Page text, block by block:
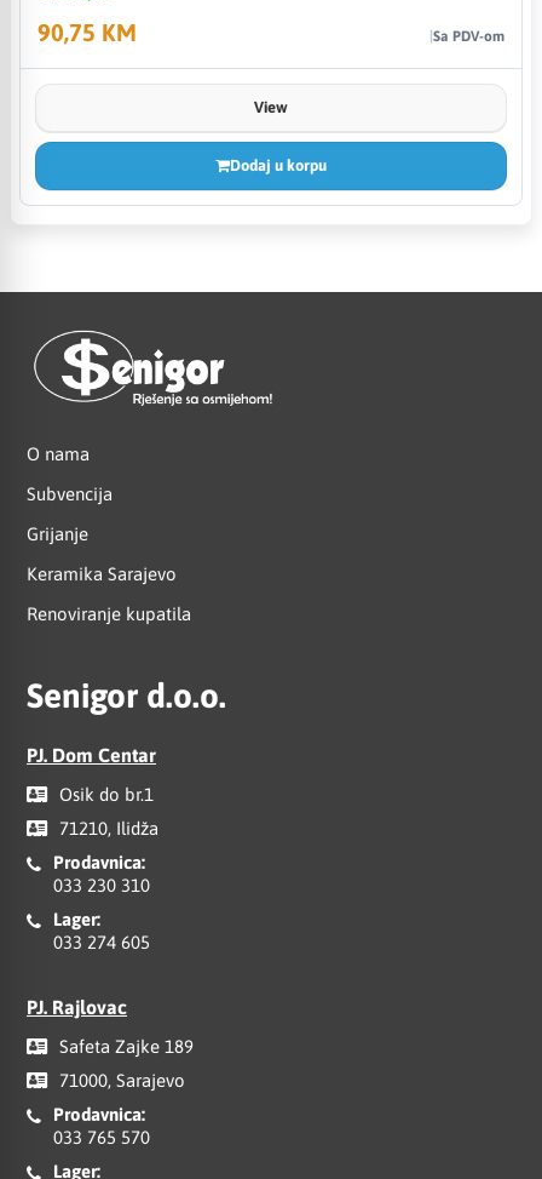
90,75 KM Sa PDV-om
View
Dodaj u korpu
O nama
Subvencija
Grijanje
Keramika Sarajevo
Renoviranje kupatila
Senigor d.o.o.
PJ. Dom Centar
Osik do br.1
71210, Ilidža
Prodavnica:
033 230 310
Lager:
033 274 605
PJ. Rajlovac
Safeta Zajke 189
71000, Sarajevo
Prodavnica:
033 765 570
Lager: